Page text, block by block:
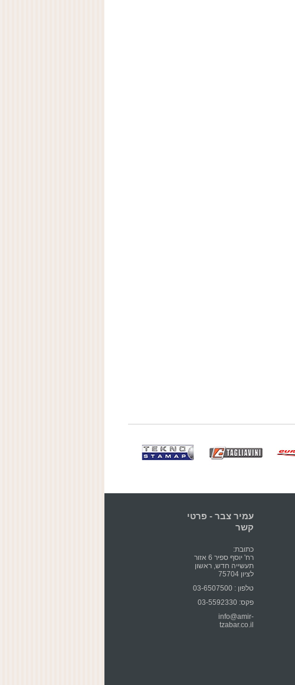
עמיר צבר - פרטי
קשר
כתובת:
רח' יוסף ספיר 6 אזור
תעשייה חדש, ראשון
לציון 75704
טלפון : 03-6507500
פקס: 03-5592330
info@amir-
tzabar.co.il